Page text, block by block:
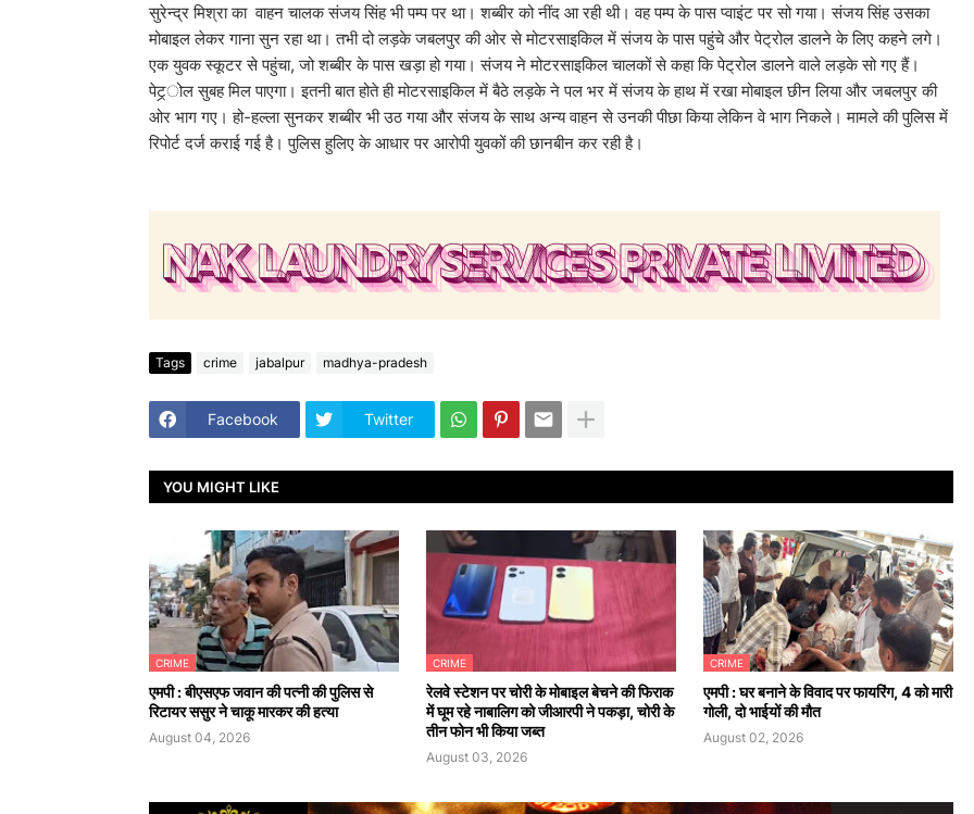
सुरेन्द्र मिश्रा का वाहन चालक संजय सिंह भी पम्प पर था। शब्बीर को नींद आ रही थी। वह पम्प के पास प्वाइंट पर सो गया। संजय सिंह उसका
मोबाइल लेकर गाना सुन रहा था। तभी दो लड़के जबलपुर की ओर से मोटरसाइकिल में संजय के पास पहुंचे और पेट्रोल डालने के लिए कहने लगे।
एक युवक स्कूटर से पहुंचा, जो शब्बीर के पास खड़ा हो गया। संजय ने मोटरसाइकिल चालकों से कहा कि पेट्रोल डालने वाले लड़के सो गए हैं।
पेट्र्ोल सुबह मिल पाएगा। इतनी बात होते ही मोटरसाइकिल में बैठे लड़के ने पल भर में संजय के हाथ में रखा मोबाइल छीन लिया और जबलपुर की
ओर भाग गए। हो-हल्ला सुनकर शब्बीर भी उठ गया और संजय के साथ अन्य वाहन से उनकी पीछा किया लेकिन वे भाग निकले। मामले की पुलिस में
रिपोर्ट दर्ज कराई गई है। पुलिस हुलिए के आधार पर आरोपी युवकों की छानबीन कर रही है।
Tags crime jabalpur madhya-pradesh
Facebook Twitter
YOU MIGHT LIKE
CRIME
एमपी : बीएसएफ जवान की पत्नी की पुलिस से
रिटायर ससुर ने चाकू मारकर की हत्या
August 04, 2026
CRIME
रेलवे स्टेशन पर चोरी के मोबाइल बेचने की फिराक
में घूम रहे नाबालिग को जीआरपी ने पकड़ा, चोरी के
तीन फोन भी किया जब्त
August 03, 2026
CRIME
एमपी : घर बनाने के विवाद पर फायरिंग, 4 को मारी
गोली, दो भाईयों की मौत
August 02, 2026